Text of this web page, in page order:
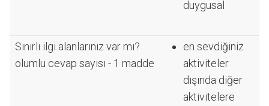
duygusal
Sınırlı ilgi alanlarınız var mı?
olumlu cevap sayısı - 1 madde
en sevdiğiniz
aktiviteler
dışında diğer
aktivitelere